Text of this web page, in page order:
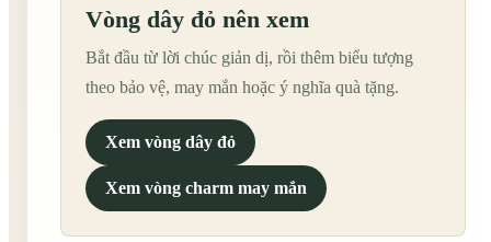
Vòng dây đỏ nên xem
Bắt đầu từ lời chúc giản dị, rồi thêm biểu tượng
theo bảo vệ, may mắn hoặc ý nghĩa quà tặng.
Xem vòng dây đỏ
Xem vòng charm may mắn